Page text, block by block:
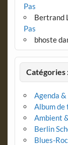
Pas
Bertrand
Pas
bhoste
Catégories
Agenda &
Album de
Ambient
Berlin
Blues-